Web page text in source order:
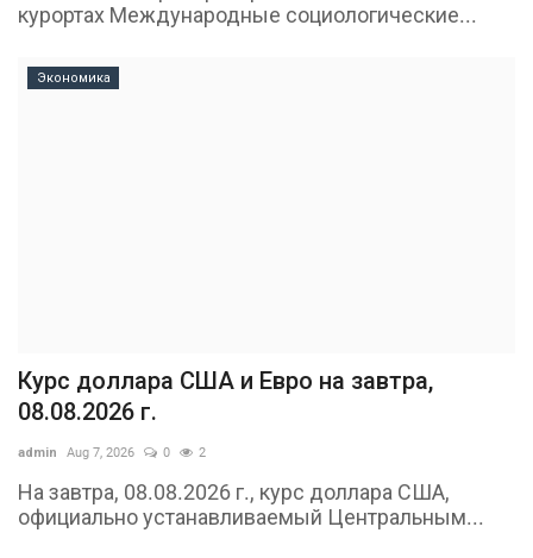
курортах Международные социологические...
Экономика
Курс доллара США и Евро на завтра,
08.08.2026 г.
admin Aug 7, 2026 0 2
На завтра, 08.08.2026 г., курс доллара США,
официально устанавливаемый Центральным...